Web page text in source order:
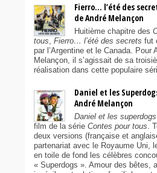
Fierro… l’été des
de André Melançon
Huitième chapitre des
tous Fierro… l’été des secrets fut
par l’Argentine et le Canada. Pour
Melançon, il s’agissait de sa
réalisation dans cette populaire
Daniel et les
André Melançon
Daniel et les superdogs
film de la série Contes pour tous .
deux versions (française et
partenariat avec le Royaume Uni,
en toile de fond les célèbres
« Superdogs ». Amour des bêtes,